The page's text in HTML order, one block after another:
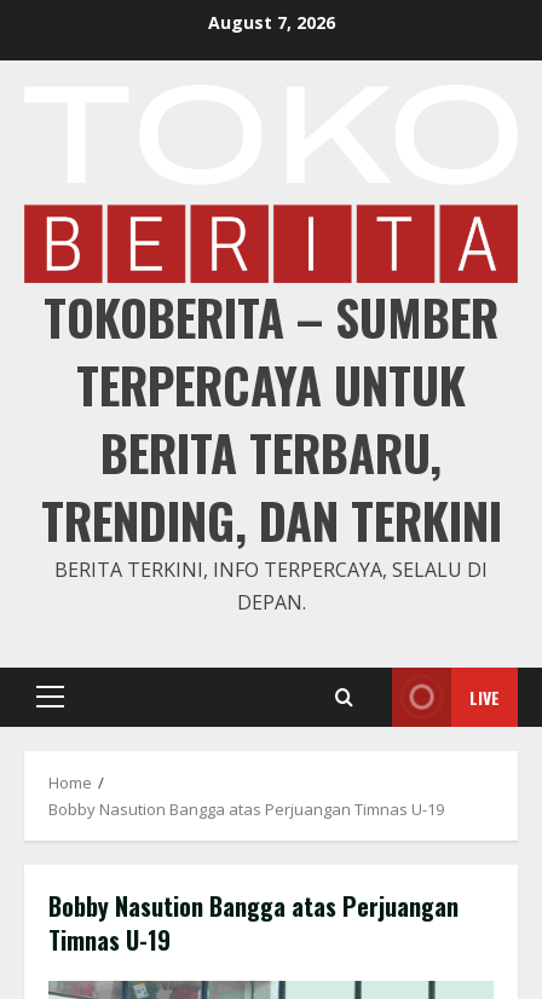
August 7, 2026
TOKOBERITA – SUMBER
TERPERCAYA UNTUK
BERITA TERBARU,
TRENDING, DAN TERKINI
BERITA TERKINI, INFO TERPERCAYA, SELALU DI
DEPAN.
Primary
LIVE
Home
Bobby Nasution Bangga atas Perjuangan Timnas U-19
Bobby Nasution Bangga atas Perjuangan
Timnas U-19